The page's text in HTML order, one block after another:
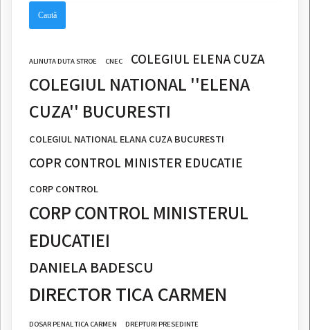
ALINUTA DUTA STROE CNEC COLEGIUL ELENA CUZA
COLEGIUL NATIONAL ''ELENA
CUZA'' BUCURESTI
COLEGIUL NATIONAL ELANA CUZA BUCURESTI
COPR CONTROL MINISTER EDUCATIE
CORP CONTROL
CORP CONTROL MINISTERUL
EDUCATIEI
DANIELA BADESCU
DIRECTOR TICA CARMEN
DOSAR PENAL TICA CARMEN DREPTURI PRESEDINTE